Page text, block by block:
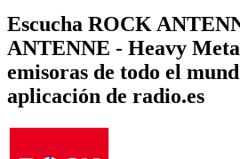
Escucha ROCK
ANTENNE - Heavy
emisoras de todo el
aplicación de radio.es